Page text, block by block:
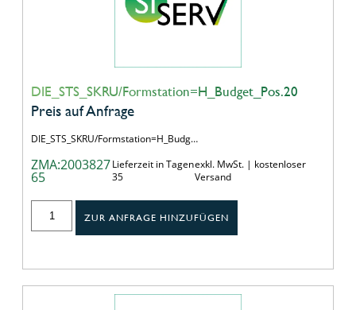
DIE_STS_SKRU/Formstation=H_Budget_Pos.20
Preis auf Anfrage
DIE_STS_SKRU/Formstation=H_Budg…
ZMA:2003827
65
Lieferzeit in Tagen
35
exkl. MwSt. | kostenloser
Versand
ZUR ANFRAGE HINZUFÜGEN